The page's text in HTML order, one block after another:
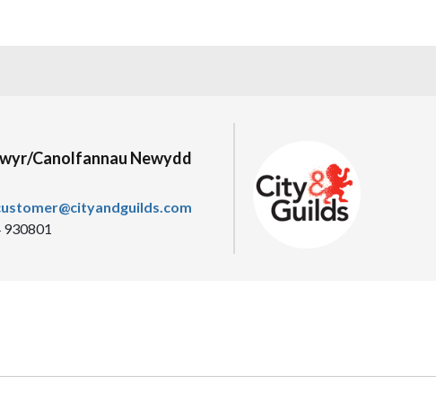
Canolfannau Newydd
930801